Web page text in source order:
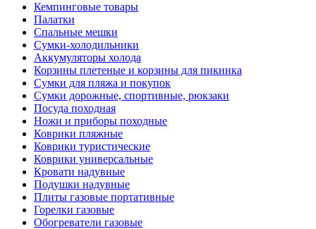
Кемпинговые товары
Палатки
Спальные мешки
Сумки-холодильники
Аккумуляторы холода
Корзины плетеные и корзины для пикника
Сумки для пляжа и покупок
Сумки дорожные, спортивные, рюкзаки
Посуда походная
Ножи и приборы походные
Коврики пляжные
Коврики туристические
Коврики универсальные
Кровати надувные
Подушки надувные
Плиты газовые портативные
Горелки газовые
Обогреватели газовые